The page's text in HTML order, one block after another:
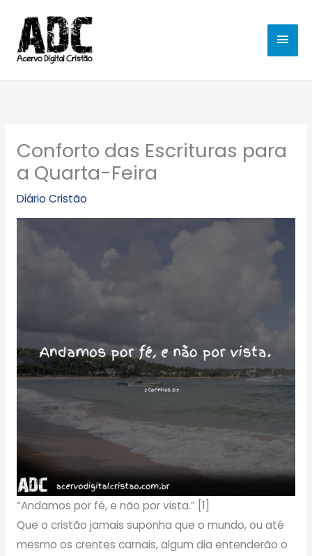
para
conteúdo
Conforto das Escrituras para
a Quarta-Feira
Diário Cristão
“Andamos por fé, e não por vista.” [1]
Que o cristão jamais suponha que o mundo, ou até
mesmo os crentes carnais, algum dia entenderão o